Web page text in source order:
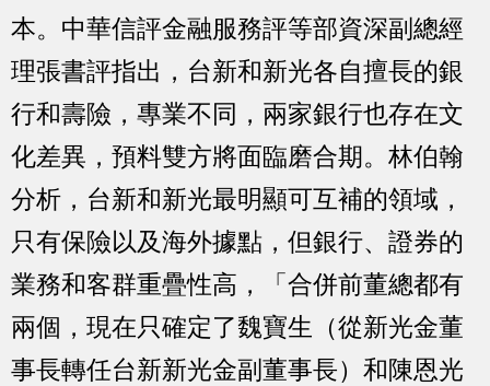
本。中華信評金融服務評等部資深副總經
理張書評指出，台新和新光各自擅長的銀
行和壽險，專業不同，兩家銀行也存在文
化差異，預料雙方將面臨磨合期。林伯翰
分析，台新和新光最明顯可互補的領域，
只有保險以及海外據點，但銀行、證券的
業務和客群重疊性高，「合併前董總都有
兩個，現在只確定了魏寶生（從新光金董
事長轉任台新新光金副董事長）和陳恩光